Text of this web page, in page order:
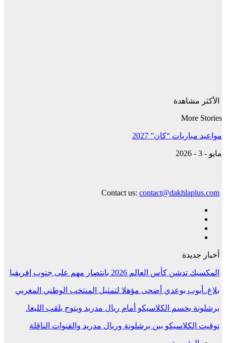
الأكثر مشاهدة
More Stories
مواعيد مباريات “كان” 2027
مايو - 3 - 2026
Contact us: contact@dakhlaplus.com
أخبار جديدة
المكسيك تدشن كأس العالم 2026 بانتصار مهم على جنوب إفريقيا
بلاغ..أيوب بوعدي أضحى مؤهلا لتمثيل المنتخب الوطني المغربي
برشلونة يحسم الكلاسيكو أمام ريال مدريد ويتوج بلقب الليغا.
توقيت الكلاسيكو بين برشلونة وريال مدريد والقنوات الناقلة